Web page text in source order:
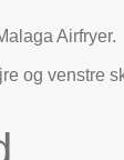
Airfryer.
og venstre